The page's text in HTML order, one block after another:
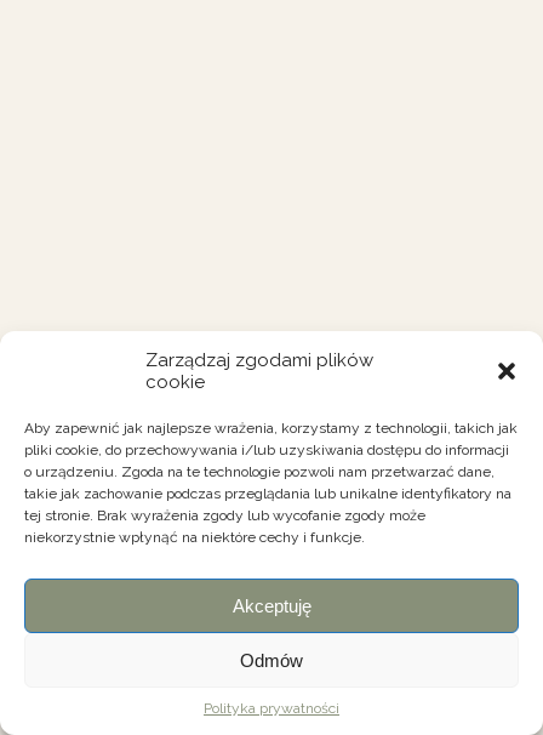
Zarządzaj zgodami plików
cookie
Aby zapewnić jak najlepsze wrażenia, korzystamy z technologii, takich jak
pliki cookie, do przechowywania i/lub uzyskiwania dostępu do informacji
o urządzeniu. Zgoda na te technologie pozwoli nam przetwarzać dane,
takie jak zachowanie podczas przeglądania lub unikalne identyfikatory na
tej stronie. Brak wyrażenia zgody lub wycofanie zgody może
niekorzystnie wpłynąć na niektóre cechy i funkcje.
Akceptuję
Odmów
Polityka prywatności